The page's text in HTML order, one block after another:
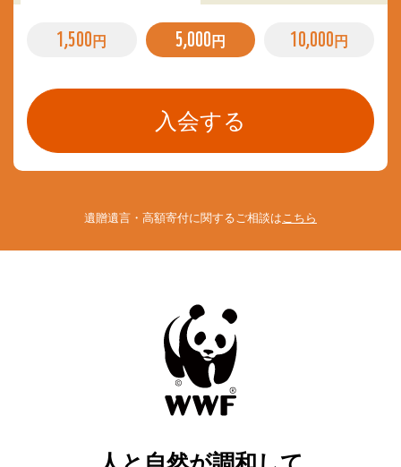
1,500 円 5,000 円 10,000 円
遺贈遺言・高額寄付に関するご相談はこちら